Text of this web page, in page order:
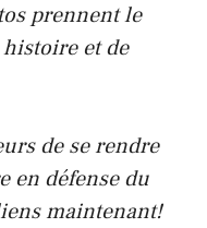
prennent le
et de
de se rendre
en défense du
maintenant!